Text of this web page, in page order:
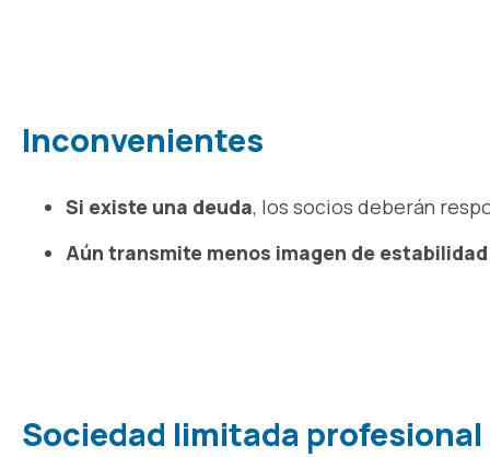
Inconvenientes
Si existe una deuda, los socios deberán
Aún transmite menos imagen de estabilidad
Sociedad limitada profesional